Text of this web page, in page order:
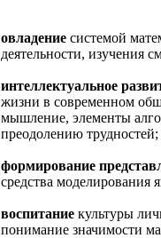
овладение системой
деятельности, изучения
интеллектуальное
жизни в современном
мышление, элементы
преодолению трудностей;
формирование
средства моделирования
воспитание культуры
понимание значимости